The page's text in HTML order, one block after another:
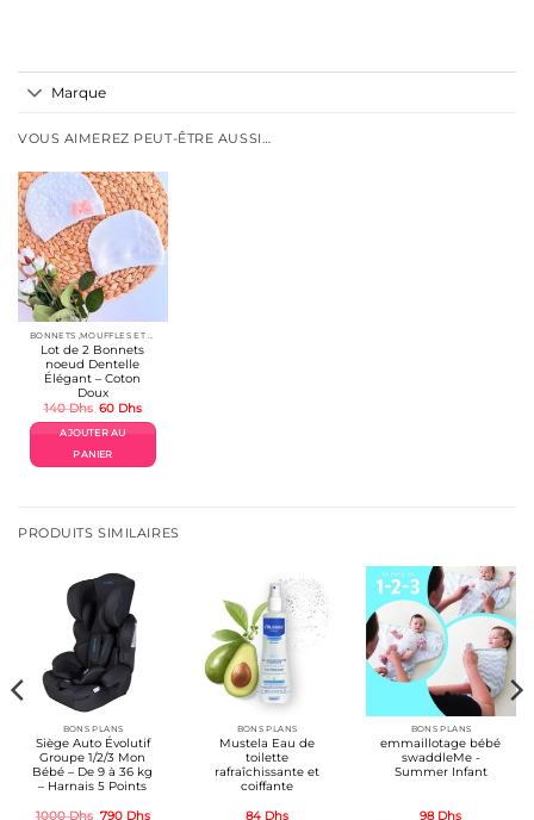
Marque
VOUS AIMEREZ PEUT-ÊTRE AUSSI…
Lot de 2 Bonnets
noeud Dentelle
Élégant – Coton
Doux
140Dhs Le
initial
était :
140 Dhs.
60 DhsLe
actuel
AJOUTER AU
PANIER
PRODUITS SIMILAIRES
BONS PLANS
Siège Auto Évolutif
Groupe 1/2/3 Mon
Bébé – De 9 à 36 kg
– Harnais 5 Points
1000Dhs Le
790 DhsLe
BONS PLANS
Mustela Eau de
toilette
rafraîchissante et
coiffante
84 Dhs
BONS PLANS
emmaillotage bébé
swaddleMe -
Summer Infant
98 Dhs